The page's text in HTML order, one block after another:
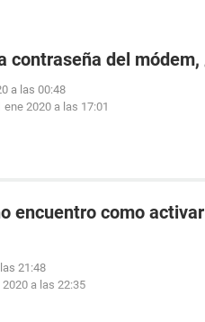
contraseña del
a las 00:48
ene 2020 a las 17:01
encuentro como
21:48
2020 a las 22:35